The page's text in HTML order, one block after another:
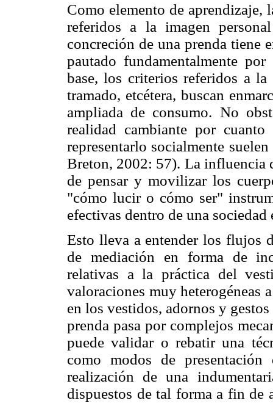
Como elemento de
referidos a la imagen
concreción de una prenda tiene
pautado fundamentalmente
base, los criterios referidos a
tramado, etcétera, buscan
ampliada de consumo. No
realidad cambiante por
representarlo socialmente
Breton, 2002: 57). La influencia
de pensar y movilizar los
"cómo lucir o cómo ser"
efectivas dentro de una sociedad
Esto lleva a entender los flujos
de mediación en forma de
relativas a la práctica del
valoraciones muy heterogéneas
en los vestidos, adornos y
prenda pasa por complejos
puede validar o rebatir una
como modos de
realización de una
dispuestos de tal forma a fin de